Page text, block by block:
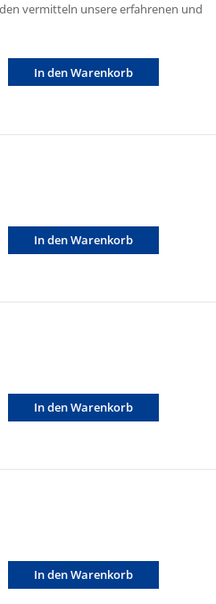
vermitteln unsere erfahrenen und
In den Warenkorb
In den Warenkorb
In den Warenkorb
In den Warenkorb